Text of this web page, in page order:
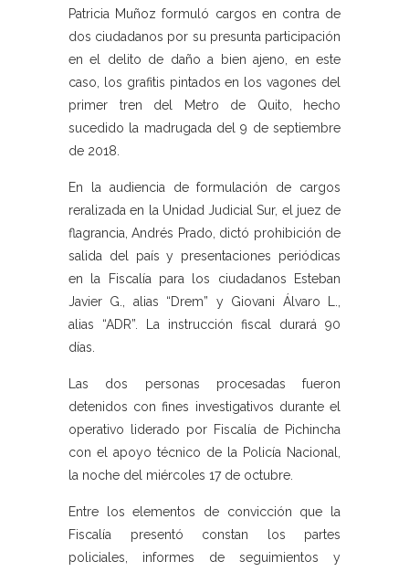
Patricia Muñoz formuló cargos en contra de
dos ciudadanos por su presunta participación
en el delito de daño a bien ajeno, en este
caso, los grafitis pintados en los vagones del
primer tren del Metro de Quito, hecho
sucedido la madrugada del 9 de septiembre
de 2018.
En la audiencia de formulación de cargos
reralizada en la Unidad Judicial Sur, el juez de
flagrancia, Andrés Prado, dictó prohibición de
salida del país y presentaciones periódicas
en la Fiscalía para los ciudadanos Esteban
Javier G., alias “Drem” y Giovani Álvaro L.,
alias “ADR”. La instrucción fiscal durará 90
días.
Las dos personas procesadas fueron
detenidos con fines investigativos durante el
operativo liderado por Fiscalía de Pichincha
con el apoyo técnico de la Policía Nacional,
la noche del miércoles 17 de octubre.
Entre los elementos de convicción que la
Fiscalía presentó constan los partes
policiales, informes de seguimientos y